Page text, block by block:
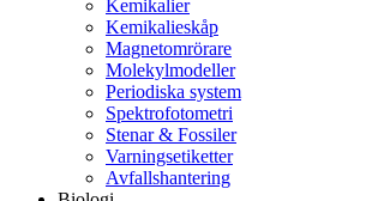
Kemikalier
Kemikalieskåp
Magnetomrörare
Molekylmodeller
Periodiska system
Spektrofotometri
Stenar & Fossiler
Varningsetiketter
Avfallshantering